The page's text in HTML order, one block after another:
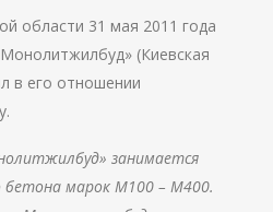
области 31 мая 2011 года
(Киевская
в его отношении
занимается
бетона марок М100 – М400.